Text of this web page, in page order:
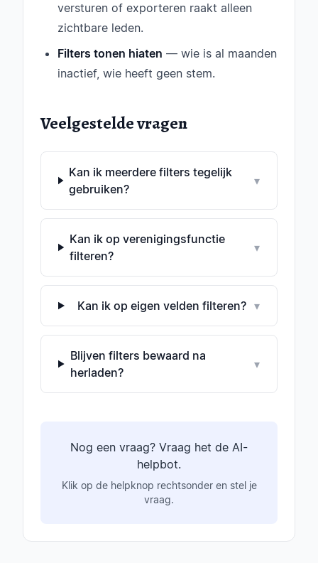
versturen of exporteren raakt alleen
zichtbare leden.
Filters tonen hiaten — wie is al maanden
inactief, wie heeft geen stem.
Veelgestelde vragen
Kan ik meerdere filters tegelijk
gebruiken?
▾
Kan ik op verenigingsfunctie
filteren?
▾
Kan ik op eigen velden filteren? ▾
Blijven filters bewaard na
herladen?
▾
Nog een vraag? Vraag het de AI-
helpbot.
Klik op de helpknop rechtsonder en stel je
vraag.